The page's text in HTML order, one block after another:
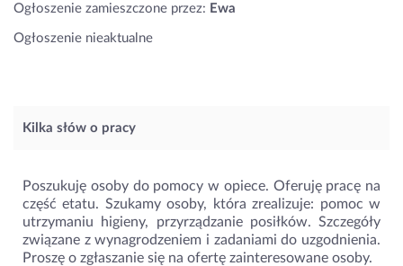
Ogłoszenie zamieszczone przez: Ewa
Ogłoszenie nieaktualne
Kilka słów o pracy
Poszukuję osoby do pomocy w opiece. Oferuję pracę na
część etatu. Szukamy osoby, która zrealizuje: pomoc w
utrzymaniu higieny, przyrządzanie posiłków. Szczegóły
związane z wynagrodzeniem i zadaniami do uzgodnienia.
Proszę o zgłaszanie się na ofertę zainteresowane osoby.